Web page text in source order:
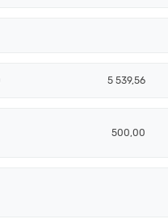
5 539,56
500,00